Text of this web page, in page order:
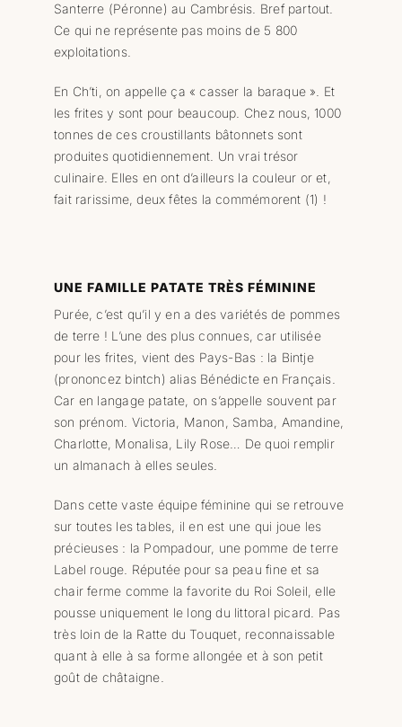
Santerre (Péronne) au Cambrésis. Bref partout.
Ce qui ne représente pas moins de 5 800
exploitations.
En Ch’ti, on appelle ça « casser la baraque ». Et
les frites y sont pour beaucoup. Chez nous, 1000
tonnes de ces croustillants bâtonnets sont
produites quotidiennement. Un vrai trésor
culinaire. Elles en ont d’ailleurs la couleur or et,
fait rarissime, deux fêtes la commémorent (1) !
UNE FAMILLE PATATE TRÈS FÉMININE
Purée, c’est qu’il y en a des variétés de pommes
de terre ! L’une des plus connues, car utilisée
pour les frites, vient des Pays-Bas : la Bintje
(prononcez bintch) alias Bénédicte en Français.
Car en langage patate, on s’appelle souvent par
son prénom. Victoria, Manon, Samba, Amandine,
Charlotte, Monalisa, Lily Rose… De quoi remplir
un almanach à elles seules.
Dans cette vaste équipe féminine qui se retrouve
sur toutes les tables, il en est une qui joue les
précieuses : la Pompadour, une pomme de terre
Label rouge. Réputée pour sa peau fine et sa
chair ferme comme la favorite du Roi Soleil, elle
pousse uniquement le long du littoral picard. Pas
très loin de la Ratte du Touquet, reconnaissable
quant à elle à sa forme allongée et à son petit
goût de châtaigne.